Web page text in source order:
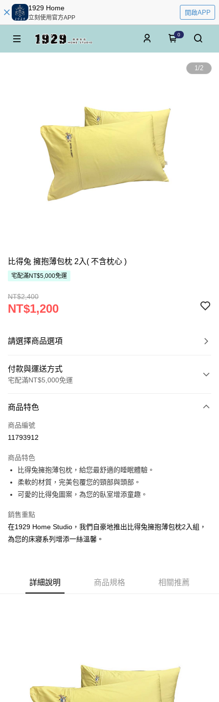
1929 Home
立刻使用官方APP
開啟APP
0
1/2
比得兔 擁抱薄包枕 2入( 不含枕心 )
宅配滿NT$5,000免運
NT$2,400
NT$1,200
請選擇商品選項
付款與運送方式
宅配滿NT$5,000免運
信用卡一次付款
ATM付款
運送方式
新竹物流
每筆NT$100，滿NT$5,000(含以上)免運費
商品特色
商品編號
11793912
商品特色
比得兔擁抱薄包枕，給您最舒適的睡眠體驗。
柔軟的材質，完美包覆您的頸部與頭部。
可愛的比得兔圖案，為您的臥室增添童趣。
銷售重點
在1929 Home Studio，我們自豪地推出比得兔擁抱薄包枕2入組，
為您的床寢系列增添一絲溫馨。
詳細說明 商品規格 相關推薦